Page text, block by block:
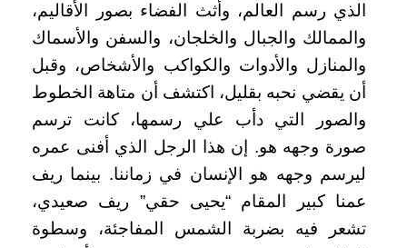
الذي رسم العالم، وأثث الفضاء بصور الأقاليم،
والممالك والجبال والخلجان، والسفن والأسماك
والمنازل والأدوات والكواكب والأشخاص، وقبل
أن يقضي نحبه بقليل، اكتشف أن متاهة الخطوط
والصور التي دأب علي رسمها، كانت ترسم
صورة وجهه هو.
إن هذا الرجل الذي أفنى عمره
ليرسم وجهه هو الإنسان في زماننا. بينما ريف
عمنا كبير المقام “يحيى حقي” ريف صعيدي،
تشعر فيه بضربة الشمس المفاجئة، وسطوة